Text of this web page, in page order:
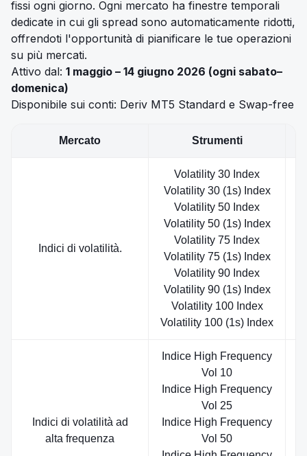
fissi ogni giorno. Ogni mercato ha finestre temporali
dedicate in cui gli spread sono automaticamente ridotti,
offrendoti l'opportunità di pianificare le tue operazioni
su più mercati.
Attivo dal: 1 maggio – 14 giugno 2026 (ogni sabato–
domenica)
Disponibile sui conti: Deriv MT5 Standard e Swap-free
Mercato Strumenti
Indici di volatilità.
Volatility 30 Index
Volatility 30 (1s) Index
Volatility 50 Index
Volatility 50 (1s) Index
Volatility 75 Index
Volatility 75 (1s) Index
Volatility 90 Index
Volatility 90 (1s) Index
Volatility 100 Index
Volatility 100 (1s) Index
Indici di volatilità ad
alta frequenza
Indice High Frequency
Vol 10
Indice High Frequency
Vol 25
Indice High Frequency
Vol 50